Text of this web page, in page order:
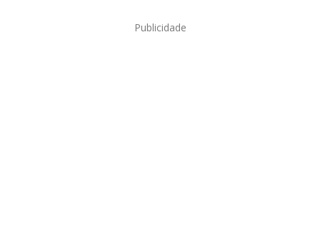
Publicidade